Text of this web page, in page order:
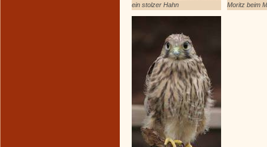
ein stolzer Hahn Moritz beim